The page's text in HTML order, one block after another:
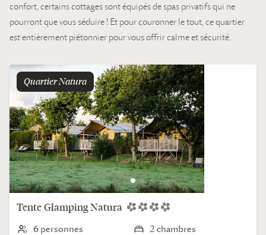
confort, certains cottages sont équipés de spas privatifs qui ne
pourront que vous séduire ! Et pour couronner le tout, ce quartier
est entièrement piétonnier pour vous offrir calme et sécurité.
Quartier natura
Tente Glamping Natura
6 personnes
2 chambres